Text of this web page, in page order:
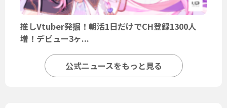
推しVtuber発掘！朝活1日だけでCH登録1300人
増！デビュー3ヶ...
公式ニュースをもっと見る